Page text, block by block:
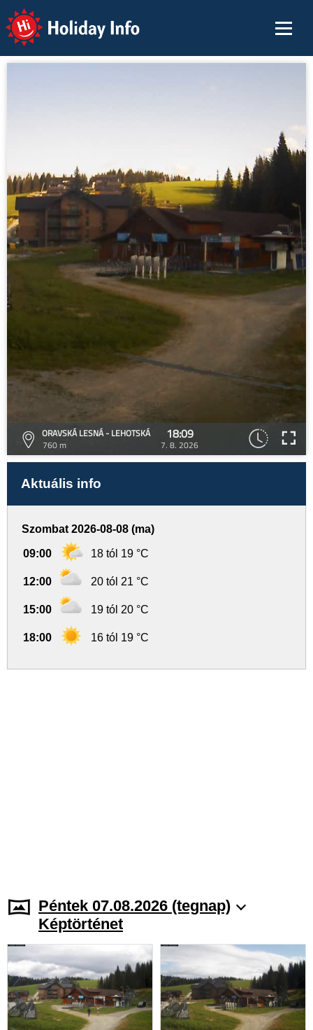
Holiday Info
ORAVSKÁ LESNÁ - LEHOTSKÁ
760 m
18:09
7. 8. 2026
Aktuális info
Szombat 2026-08-08 (ma)
09:00 18 tól 19 °C
12:00 20 tól 21 °C
15:00 19 tól 20 °C
18:00 16 tól 19 °C
Péntek 07.08.2026 (tegnap)
Képtörténet